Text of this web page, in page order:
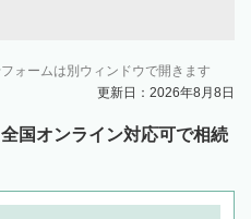
ォームは別ウィンドウで開きます
更新日：2026年8月8日
国オンライン対応可で相続